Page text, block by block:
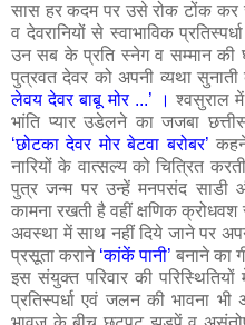
सास हर कदम पर उसे रोक टोंक कर
व देवरानियों से स्वाभाविक
उन सब के प्रति स्नेग व सम्मान की
पुत्रवत देवर को अपनी व्यथा
लेवय देवर बाबू मोर ...’ । श्वसुराल
भांति प्यार उडेलने का जजबा
‘छोटका देवर मोर बेटवा बरोबर’
नारियों के वात्सल्य को चित्रित
पुत्र जन्म पर उन्हें मनपसंद साडी
कामना रखती है वहीं क्षणिक
अवस्था में साथ नहीं दिये जाने पर
प्रसूता कराने ‘कांकें पानी’ बनाने का
इस संयुक्त परिवार की परिस्थितियों
प्रतिस्पर्धा एवं जलन की भावना